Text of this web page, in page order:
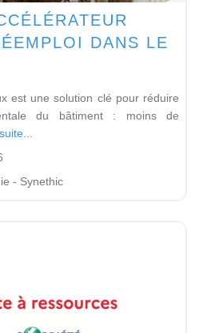
DANS LE
est une solution clé pour réduire
du bâtiment : moins de
- Synethic